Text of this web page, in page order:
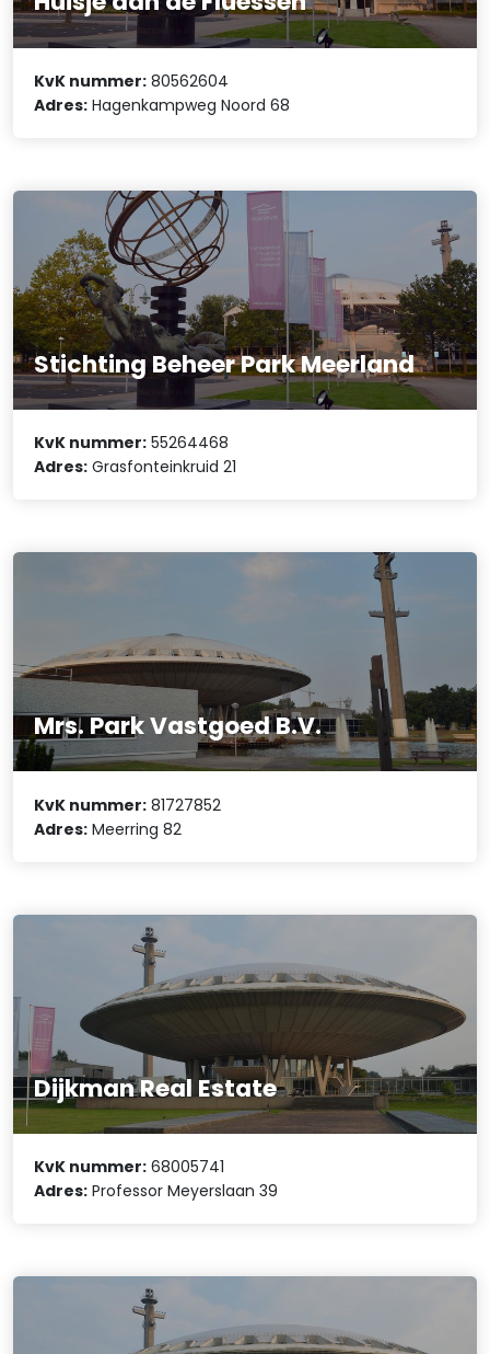
KvK nummer: 80562604
Adres: Hagenkampweg Noord 68
Stichting Beheer Park Meerland
KvK nummer: 55264468
Adres: Grasfonteinkruid 21
Mrs. Park Vastgoed B.V.
KvK nummer: 81727852
Adres: Meerring 82
Dijkman Real Estate
KvK nummer: 68005741
Adres: Professor Meyerslaan 39